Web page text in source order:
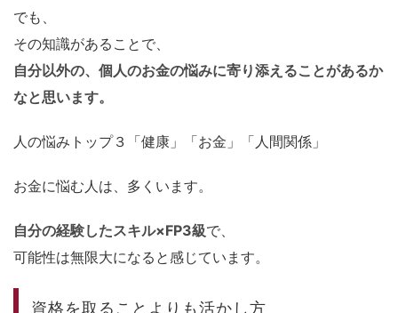
でも、
その知識があることで、
自分以外の、個人のお金の悩みに寄り添えることがあるか
なと思います。
人の悩みトップ３「健康」「お金」「人間関係」
お金に悩む人は、多くいます。
自分の経験したスキル×FP3級で、
可能性は無限大になると感じています。
資格を取ることよりも活かし方